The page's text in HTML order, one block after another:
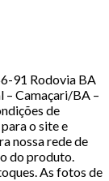
91 Rodovia BA
– Camaçari/BA –
de
o site e
nossa rede de
do produto.
As fotos de